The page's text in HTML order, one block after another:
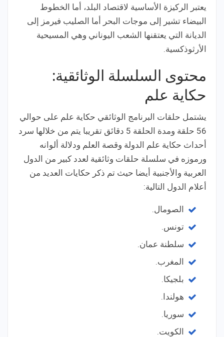
يعتبر الركيزة الأساسية لاقتصاد البلد، أما الخطوط
البيضاء تشير إلى موجات البحر أما الصليب فيرمز إلى
الديانة التي يعتقنها الشعب اليوناني وهي المسيحية
الأرثوذكسية.
محتوى السلسلة الوثائقية:
حكاية علم
يشتمل حلقات البرنامج الوثائقي حكاية علم على حوالي
56 حلقة ومدة الحلقة 5 دقائق تقريبا يتم من خلالها سرد
أحداث حكاية علم الدولة وقصة العلم ودلالة ألوانه
ورموزه في سلسلة حلقات وثائقية لعدد كبير من الدول
العربية والأجنبية أيضا حيث تم ذكر حكايات العديد من
أعلام الدول التالية:
الصومال.
تونس.
سلطنة عمان.
المغرب.
بلجيكا.
هولندا.
سوريا.
الكويت.